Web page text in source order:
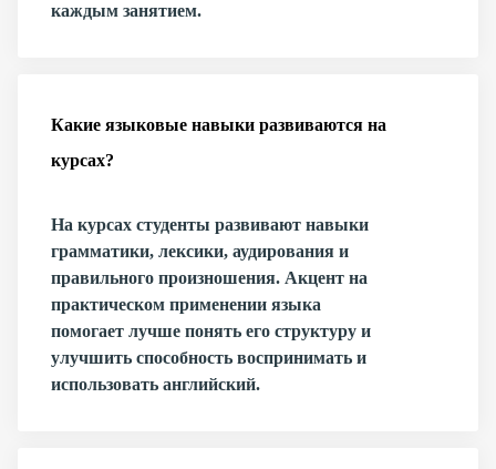
каждым занятием.
Какие языковые навыки развиваются на
курсах?
На курсах студенты развивают навыки
грамматики, лексики, аудирования и
правильного произношения. Акцент на
практическом применении языка
помогает лучше понять его структуру и
улучшить способность воспринимать и
использовать английский.